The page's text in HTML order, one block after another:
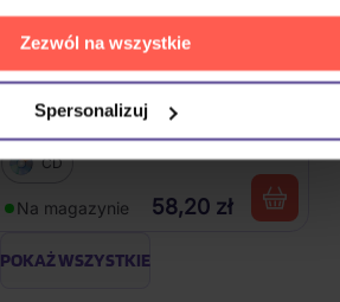
Zezwól na wszystkie
Spersonalizuj
Na magazynie 110,90 zł
CD
Na magazynie 58,20 zł
POKAŻ WSZYSTKIE